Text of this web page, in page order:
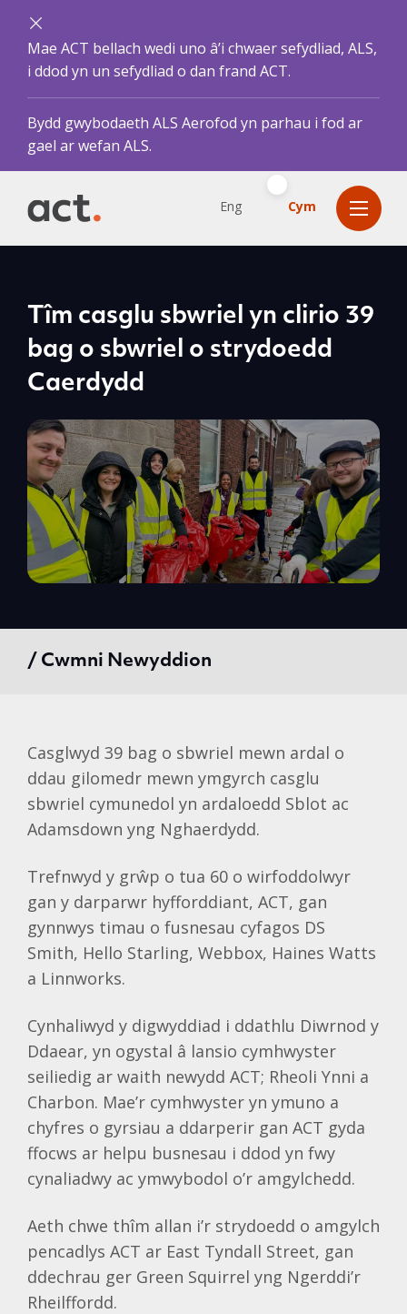
Mae ACT bellach wedi uno â’i chwaer sefydliad, ALS,
i ddod yn un sefydliad o dan frand ACT.
Bydd gwybodaeth ALS Aerofod yn parhau i fod ar
gael ar wefan ALS.
Eng Cym
Tîm casglu sbwriel yn clirio 39
bag o sbwriel o strydoedd
Caerdydd
/ Cwmni Newyddion
Casglwyd 39 bag o sbwriel mewn ardal o
ddau gilomedr mewn ymgyrch casglu
sbwriel cymunedol yn ardaloedd Sblot ac
Adamsdown yng Nghaerdydd.
Trefnwyd y grŵp o tua 60 o wirfoddolwyr
gan y darparwr hyfforddiant, ACT, gan
gynnwys timau o fusnesau cyfagos DS
Smith, Hello Starling, Webbox, Haines Watts
a Linnworks.
Cynhaliwyd y digwyddiad i ddathlu Diwrnod y
Ddaear, yn ogystal â lansio cymhwyster
seiliedig ar waith newydd ACT; Rheoli Ynni a
Charbon. Mae’r cymhwyster yn ymuno a
chyfres o gyrsiau a ddarperir gan ACT gyda
ffocws ar helpu busnesau i ddod yn fwy
cynaliadwy ac ymwybodol o’r amgylchedd.
Aeth chwe thîm allan i’r strydoedd o amgylch
pencadlys ACT ar East Tyndall Street, gan
ddechrau ger Green Squirrel yng Ngerddi’r
Rheilffordd.